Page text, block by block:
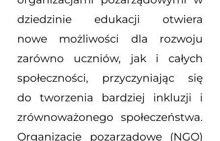
dziedzinie edukacji otwiera
nowe możliwości dla rozwoju
zarówno uczniów, jak i całych
społeczności, przyczyniając się
do tworzenia bardziej inkluzji i
zrównoważonego społeczeństwa.
Organizacje pozarządowe (NGO)